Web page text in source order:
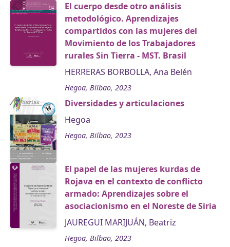
El cuerpo desde otro análisis
metodológico. Aprendizajes
compartidos con las mujeres del
Movimiento de los Trabajadores
rurales Sin Tierra - MST. Brasil
HERRERAS BORBOLLA, Ana Belén
Hegoa, Bilbao, 2023
Diversidades y articulaciones
Hegoa
Hegoa, Bilbao, 2023
El papel de las mujeres kurdas de
Rojava en el contexto de conflicto
armado: Aprendizajes sobre el
asociacionismo en el Noreste de Siria
JAUREGUI MARIJUÁN, Beatriz
Hegoa, Bilbao, 2023